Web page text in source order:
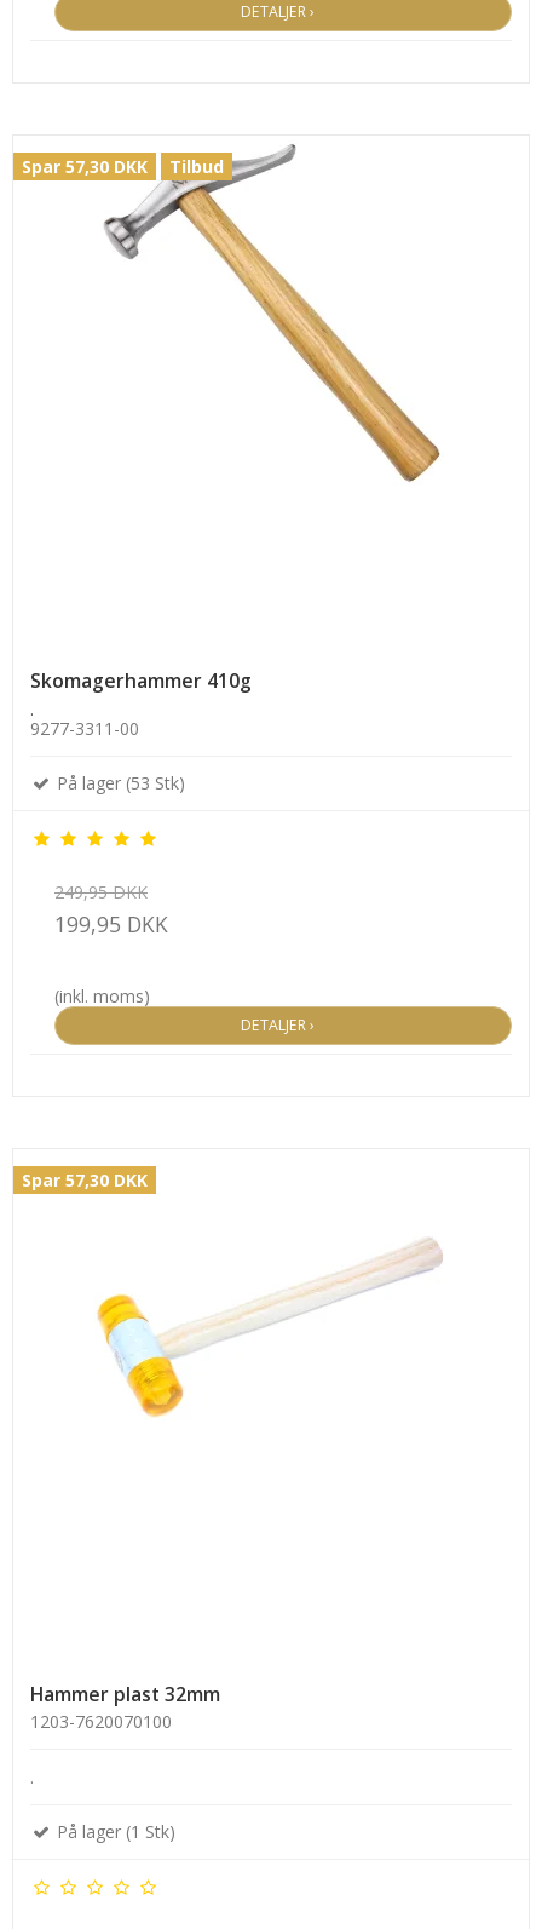
DETALJER ›
Spar 57,30 DKK Tilbud
Skomagerhammer 410g
.
9277-3311-00
På lager (53 Stk)
249,95 DKK
199,95 DKK
(inkl. moms)
DETALJER ›
Spar 57,30 DKK
Hammer plast 32mm
1203-7620070100
.
På lager (1 Stk)